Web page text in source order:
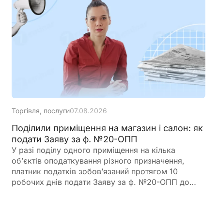
Торгівля, послуги07.08.2026
Поділили приміщення на магазин і салон: як
подати Заяву за ф. №20-ОПП
У разі поділу одного приміщення на кілька
об’єктів оподаткування різного призначення,
платник податків зобов’язаний протягом 10
робочих днів подати Заяву за ф. №20-ОПП до